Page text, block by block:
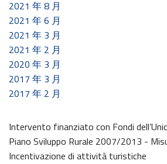
2021 年 8 月
2021 年 6 月
2021 年 3 月
2021 年 2 月
2020 年 3 月
2017 年 3 月
2017 年 2 月
Intervento finanziato con Fondi
Piano Sviluppo Rurale 2007/2013 -
Incentivazione di attività turistiche